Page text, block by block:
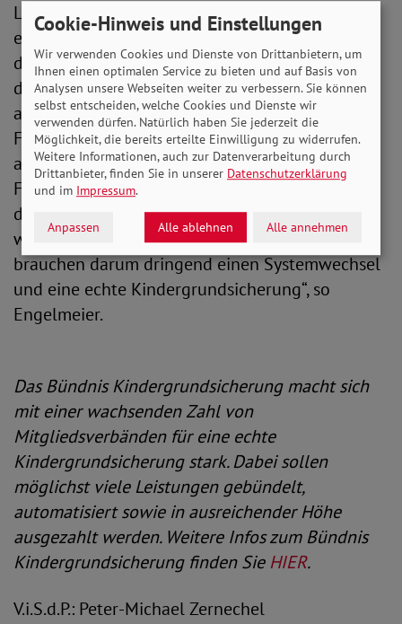
Leistungen nicht ausreichen. Um Kinderarmut
effektiv bekämpfen zu können, müssen wir also
dringend das kindliche Existenzminimum neu
definieren. Und in der öffentlichen Debatte wird
auch allzu gerne verschwiegen, dass viele der
Förderungen vom Staat aktuell gegeneinander
aufgerechnet werden. So profitieren Kinder in
Familien, die Bürgergeld empfangen, nicht von
der Kindergelderhöhung. Denn die 250 Euro
werden voll auf den Regelsatz angerechnet. Wir
brauchen darum dringend einen Systemwechsel
und eine echte Kindergrundsicherung“, so
Engelmeier.
Das Bündnis Kindergrundsicherung macht sich
mit einer wachsenden Zahl von
Mitgliedsverbänden für eine echte
Kindergrundsicherung stark. Dabei sollen
möglichst viele Leistungen gebündelt,
automatisiert sowie in ausreichender Höhe
ausgezahlt werden. Weitere Infos zum Bündnis
Kindergrundsicherung finden Sie HIER.
V.i.S.d.P.: Peter-Michael Zernechel
Cookie-Hinweis und Einstellungen
Wir verwenden Cookies und Dienste von Drittanbietern, um
Ihnen einen optimalen Service zu bieten und auf Basis von
Analysen unsere Webseiten weiter zu verbessern. Sie können
selbst entscheiden, welche Cookies und Dienste wir
verwenden dürfen. Natürlich haben Sie jederzeit die
Möglichkeit, die bereits erteilte Einwilligung zu widerrufen.
Weitere Informationen, auch zur Datenverarbeitung durch
Drittanbieter, finden Sie in unserer Datenschutzerklärung
und im Impressum.
Anpassen Alle ablehnen Alle annehmen